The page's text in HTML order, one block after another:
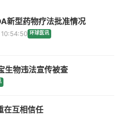
新型药物疗法批准情况
环球医讯
生物违法宣传被查
在互相信任